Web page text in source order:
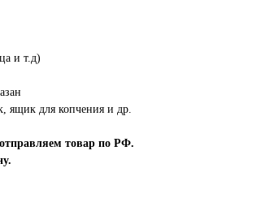
и т.д)
ящик для копчения и др.
товар по РФ.